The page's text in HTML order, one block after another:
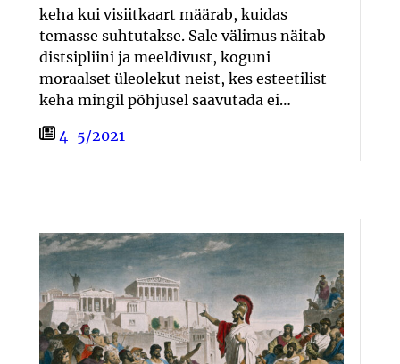
keha kui visiitkaart määrab, kuidas
temasse suhtutakse. Sale välimus näitab
distsipliini ja meeldivust, koguni
moraalset üleolekut neist, kes esteetilist
keha mingil põhjusel saavutada ei…
4-5/2021